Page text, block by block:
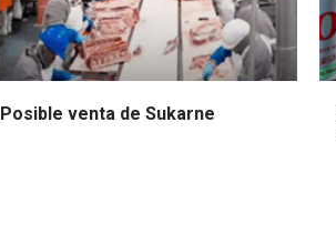
Posible venta de Sukarne